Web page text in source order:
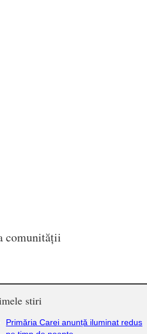
comunității
stiri
Primăria Carei anunță iluminat redus